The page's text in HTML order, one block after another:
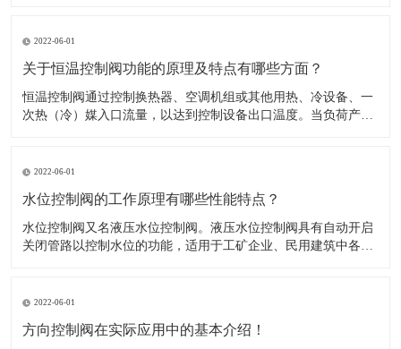
电机，开或关动作完成需要一定的时间模拟量的，可以做调节。
2022-06-01
关于恒温控制阀功能的原理及特点有哪些方面？
​恒温控制阀通过控制换热器、空调机组或其他用热、冷设备、一
次热（冷）媒入口流量，以达到控制设备出口温度。当负荷产生
得不打开窗户散热，浪费能源且不舒适；楼上楼下冷热不均，或
2022-06-01
水位控制阀的工作原理有哪些性能特点？
​水位控制阀又名液压水位控制阀。液压水位控制阀具有自动开启
关闭管路以控制水位的功能，适用于工矿企业、民用建筑中各种
阀内活塞托起，密封面打开，阀门即开启供水，当水位上升到控
2022-06-01
方向控制阀在实际应用中的基本介绍！